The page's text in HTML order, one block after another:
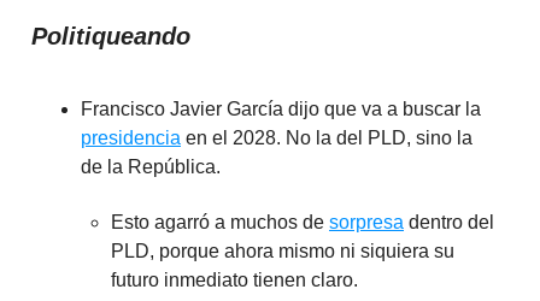
Politiqueando
Francisco Javier García dijo que va a buscar la
presidencia en el 2028. No la del PLD, sino la
de la República.
Esto agarró a muchos de sorpresa dentro del
PLD, porque ahora mismo ni siquiera su
futuro inmediato tienen claro.